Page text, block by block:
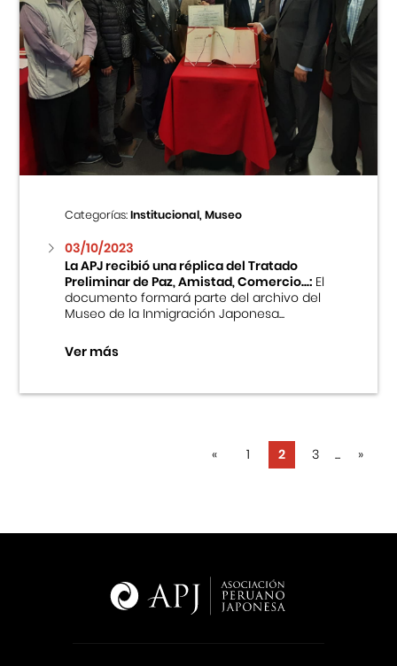
Categorías:Institucional, Museo
03/10/2023
La APJ recibió una réplica del Tratado
Preliminar de Paz, Amistad, Comercio...:El
documento formará parte del archivo del
Museo de la Inmigración Japonesa...
Ver más
« 1 2 3 ... »